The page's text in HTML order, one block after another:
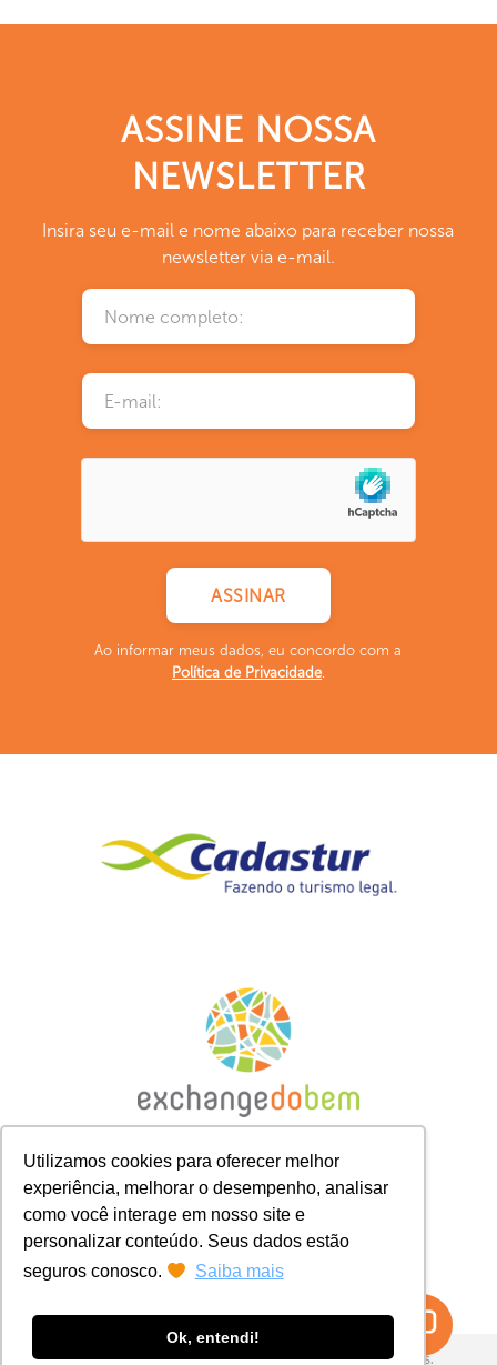
Utilizamos cookies para oferecer melhor
experiência, melhorar o desempenho, analisar
como você interage em nosso site e
personalizar conteúdo. Seus dados estão
seguros conosco.
Saiba mais
Ok, entendi!
ASSINE NOSSA
NEWSLETTER
Insira seu e-mail e nome abaixo para receber nossa
newsletter via e-mail.
Ao informar meus dados, eu concordo com a
Política de Privacidade.
© 2026 Exchange do Bem. Todos os direitos reservados.